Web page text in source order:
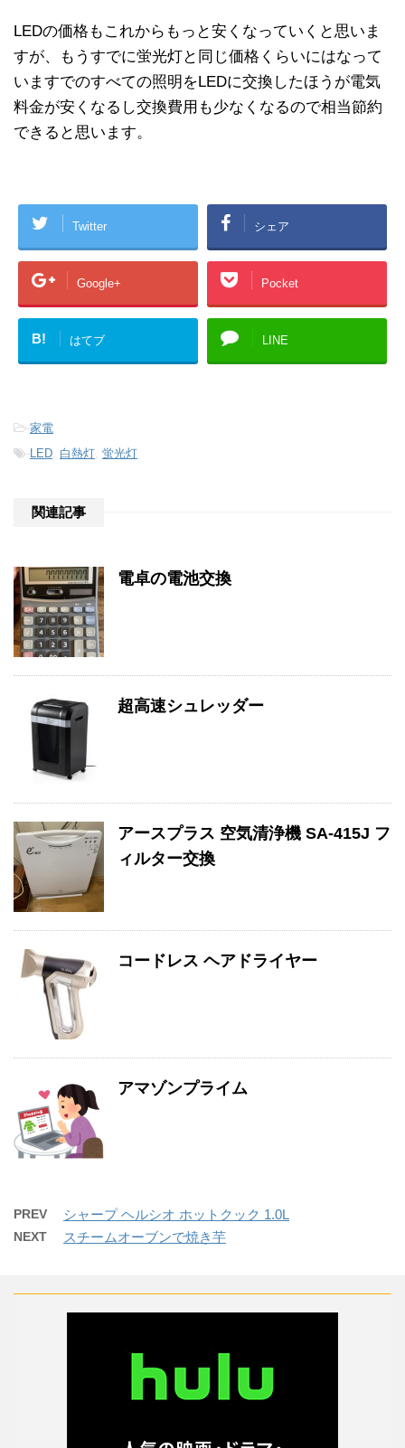
LEDの価格もこれからもっと安くなっていくと思いま
すが、もうすでに蛍光灯と同じ価格くらいにはなって
いますでのすべての照明をLEDに交換したほうが電気
料金が安くなるし交換費用も少なくなるので相当節約
できると思います。
Twitter シェア
Google+ Pocket
B! はてブ LINE
-家電
-LED, 白熱灯, 蛍光灯
関連記事
電卓の電池交換
超高速シュレッダー
アースプラス 空気清浄機 SA-415J フ
ィルター交換
コードレス ヘアドライヤー
アマゾンプライム
PREV シャープ ヘルシオ ホットクック 1.0L
NEXT スチームオーブンで焼き芋